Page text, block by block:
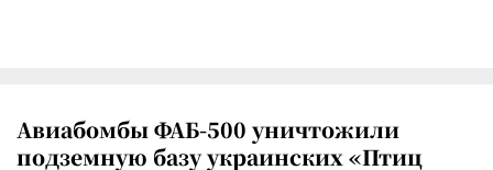
Авиабомбы ФАБ-500 уничтожили
подземную базу украинских «Птиц